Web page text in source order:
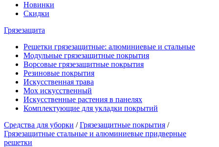
Новинки
Скидки
Грязезащита
Решетки грязезащитные: алюминиевые и стальные
Модульные грязезащитные покрытия
Ворсовые грязезащитные покрытия
Резиновые покрытия
Искусственная трава
Мох искусственный
Искусственные растения в панелях
Комплектующие для укладки покрытий
Средства для уборки /Грязезащитные покрытия /
Грязезащитные стальные и алюминиевые придверные
решетки